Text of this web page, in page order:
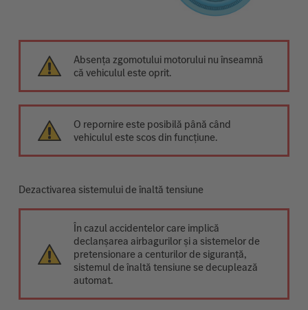
Absența zgomotului motorului nu înseamnă
că vehiculul este oprit.
O repornire este posibilă până când
vehiculul este scos din funcțiune.
Dezactivarea sistemului de înaltă tensiune
În cazul accidentelor care implică
declanșarea airbagurilor și a sistemelor de
pretensionare a centurilor de siguranță,
sistemul de înaltă tensiune se decuplează
automat.